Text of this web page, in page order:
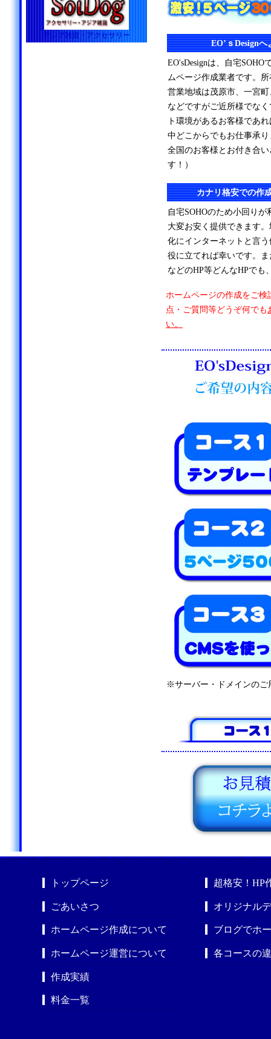
EO’ｓDesign
EO'sDesignは、自宅SOHO
ムページ作成業者です。
営業地域は茂原市、一宮
などですがご近所様でな
ト環境があるお客様であ
中どこからでもお仕事承
全国のお客様とお付き合
す！）
カナリ格安での作
自宅SOHOのため小回り
大変お安く提供できます
化にインターネットと言
役に立てれば幸いです。
などのHP等どんなHPでも
ホームページの作成をご検
点・ご質問等どうぞ何でも
い。
※サーバー・ドメインのご
アジア雑貨・アクセサリー
トップページ
ごあいさつ
ホームページ作成について
ホームページ運営について
作成実績
料金一覧
超格安！HP
オリジナル
ブログでホ
各コースの